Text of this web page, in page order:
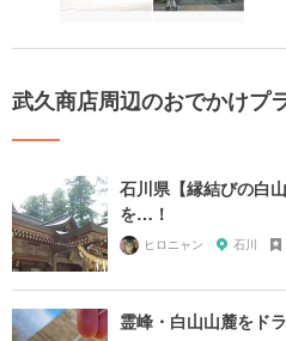
武久商店周辺のおでかけプ
石川県【縁結びの白
を…！
ヒロニャン 石川
霊峰・白山山麓をド